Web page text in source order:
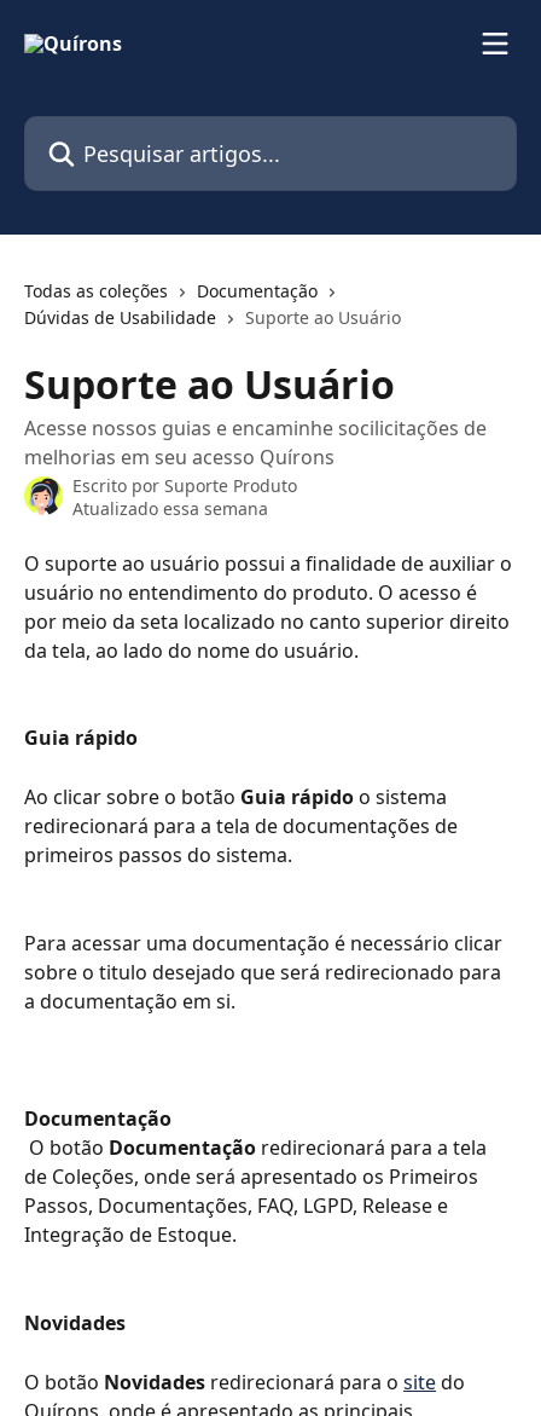
Pesquisar artigos...
Todas as coleções
Documentação
Dúvidas de Usabilidade
Suporte ao Usuário
Suporte ao Usuário
Acesse nossos guias e encaminhe socilicitações de
melhorias em seu acesso Quírons
Escrito por Suporte Produto
Atualizado essa semana
O suporte ao usuário possui a finalidade de auxiliar o
usuário no entendimento do produto. O acesso é
por meio da seta localizado no canto superior direito
da tela, ao lado do nome do usuário.
Guia rápido
Ao clicar sobre o botão Guia rápido o sistema
redirecionará para a tela de documentações de
primeiros passos do sistema.
Para acessar uma documentação é necessário clicar
sobre o titulo desejado que será redirecionado para
a documentação em si.
Documentação
O botão Documentação redirecionará para a tela
de Coleções, onde será apresentado os Primeiros
Passos, Documentações, FAQ, LGPD, Release e
Integração de Estoque.
Novidades
O botão Novidades redirecionará para o site do